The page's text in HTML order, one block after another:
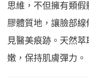
思維，不但擁有類
膠體質地，讓臉部
見醫美痕跡。天然
嫩，保持肌膚彈力。